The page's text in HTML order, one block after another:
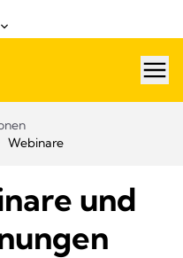
Webinare
und